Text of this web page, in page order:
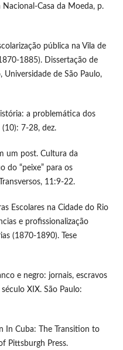
Casa da Moeda, p.
pública na Vila de
1885). Dissertação de
Universidade de São Paulo,
a problemática dos
(10): 7-28, dez.
um post. Cultura da
do “peixe” para os
11:9-22.
Escolares na Cidade do Rio
e profissionalização
(1870-1890). Tese
e negro: jornais, escravos
XIX. São Paulo:
In Cuba: The Transition to
Pittsburgh Press.